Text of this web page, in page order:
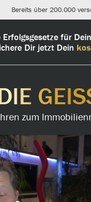
Bereits über 200.000
für
Dir jetzt Dein
zum